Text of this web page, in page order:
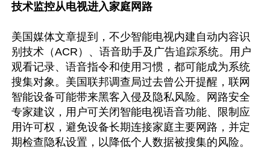
技术监控从电视进入家庭网路
美国媒体文章提到，不少智能电视内建自动内容识
别技术（ACR）、语音助手及广告追踪系统。用户
观看记录、语音指令和使用习惯，都可能成为系统
搜集对象。美国联邦调查局过去曾公开提醒，联网
智能设备可能带来黑客入侵及隐私风险。网路安全
专家建议，用户可关闭智能电视语音功能、限制应
用许可权，避免设备长期连接家庭主要网路，并定
期检查隐私设置，以降低个人数据被搜集的风险。